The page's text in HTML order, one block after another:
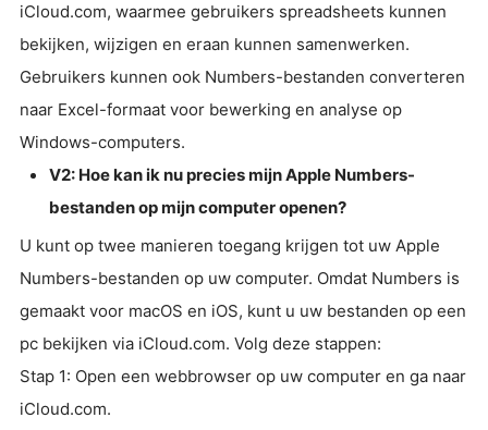
iCloud.com, waarmee gebruikers spreadsheets kunnen
bekijken, wijzigen en eraan kunnen samenwerken.
Gebruikers kunnen ook Numbers-bestanden converteren
naar Excel-formaat voor bewerking en analyse op
Windows-computers.
V2: Hoe kan ik nu precies mijn Apple Numbers-
bestanden op mijn computer openen?
U kunt op twee manieren toegang krijgen tot uw Apple
Numbers-bestanden op uw computer. Omdat Numbers is
gemaakt voor macOS en iOS, kunt u uw bestanden op een
pc bekijken via iCloud.com. Volg deze stappen:
Stap 1: Open een webbrowser op uw computer en ga naar
iCloud.com.